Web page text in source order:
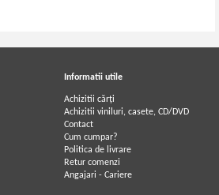
Informatii utile
Achizitii cărți
Achizitii viniluri, casete, CD/DVD
Contact
Cum cumpar?
Politica de livrare
Retur comenzi
Angajari - Cariere